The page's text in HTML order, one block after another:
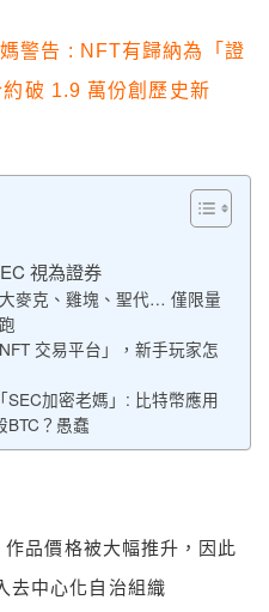
警告 : NFT有歸納為「證
破 1.9 萬份創歷史新
視為證券
麥克、雞塊、聖代… 僅限量
交易平台」，新手玩家怎
加密老媽」: 比特幣應用
BTC？愚蠢
品價格被大幅推升，因此
去中心化自治組織